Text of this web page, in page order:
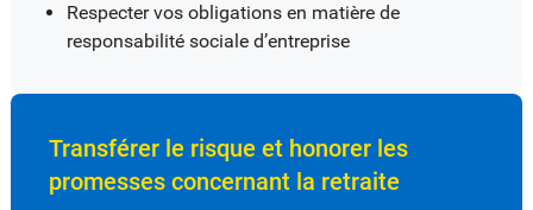
Respecter vos obligations en matière de
responsabilité sociale d’entreprise
Transférer le risque et honorer les
promesses concernant la retraite